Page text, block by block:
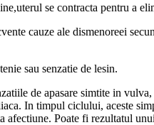
se contracta pentru a
cauze ale dismenoreei
sau senzatie de lesin.
de apasare simtite in
In timpul ciclului, aceste
afectiune. Poate fi rezultatul